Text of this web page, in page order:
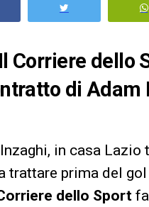
Corriere dello
di Adam
in casa Lazio
trattare prima del
dello Sport